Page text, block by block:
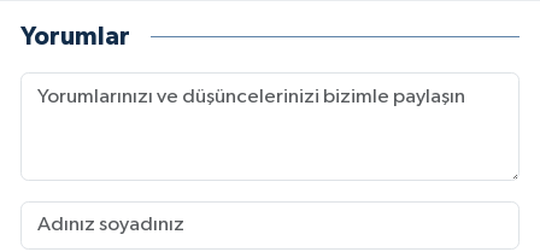
Yorumlar